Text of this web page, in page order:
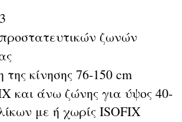
ζωνών
κίνησης 76-150 cm
και άνω ζώνης για ύψος 40-
με ή χωρίς ISOFIX